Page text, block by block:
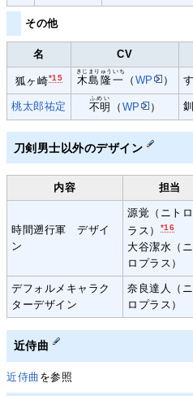
その他
名 CV
狐ヶ崎*15 木島隆一
きじまりゅういち
（ WP ）
桃太郎祐定 不明
ふめい
（ WP ）
刀剣男士以外のデザイン
内容 担当
時間遡行軍 デザイ
ン
源覚（ニト
ラス）
*16
大谷潔水（ニ
ロプラス）
デフォルメキャラク
ターデザイン
奈良達人（ニ
ロプラス）
近侍曲
近侍曲 を参照